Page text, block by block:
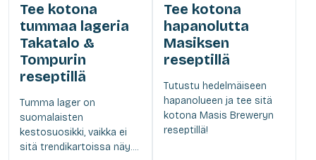
Tee kotona
tummaa lageria
Takatalo &
Tompurin
reseptillä
Tumma lager on
suomalaisten
kestosuosikki, vaikka ei
sitä trendikartoissa näy....
Tee kotona
hapanolutta
Masiksen
reseptillä
Tutustu hedelmäiseen
hapanolueen ja tee sitä
kotona Masis Breweryn
reseptillä!